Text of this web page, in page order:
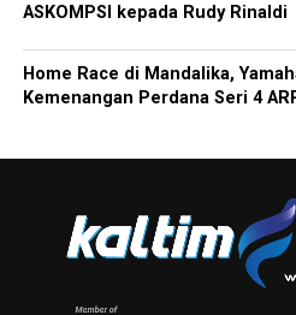
ASKOMPSI kepada Rudy Rinaldi
Home Race di Mandalika,
Kemenangan Perdana Seri 4